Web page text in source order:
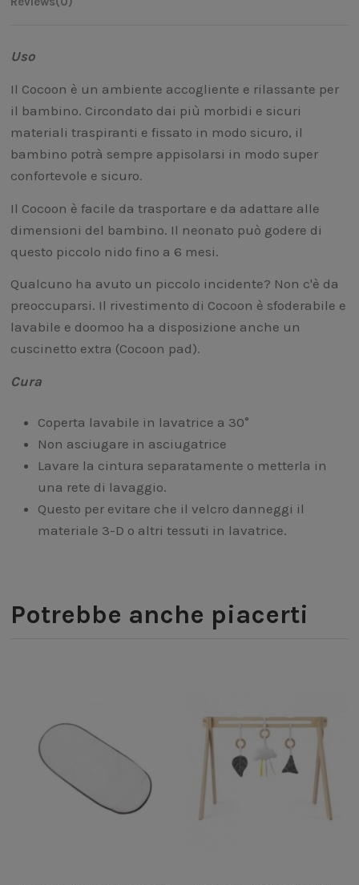
Uso
Il Cocoon è un ambiente accogliente e rilassante per
il bambino. Circondato dai più morbidi e sicuri
materiali traspiranti e fissato in modo sicuro, il
bambino potrà sempre appisolarsi in modo super
confortevole e sicuro.
Il Cocoon è facile da trasportare e da adattare alle
dimensioni del bambino. Il neonato può godere di
questo piccolo nido fino a 6 mesi.
Qualcuno ha avuto un piccolo incidente? Non c'è da
preoccuparsi. Il rivestimento di Cocoon è sfoderabile e
lavabile e doomoo ha a disposizione anche un
cuscinetto extra (Cocoon pad).
Cura
Coperta lavabile in lavatrice a 30°
Non asciugare in asciugatrice
Lavare la cintura separatamente o metterla in
una rete di lavaggio.
Questo per evitare che il velcro danneggi il
materiale 3-D o altri tessuti in lavatrice.
Potrebbe anche piacerti